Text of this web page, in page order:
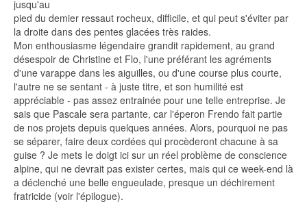
jusqu'au
pied du demier ressaut rocheux, difficile, et qui peut s'éviter par
la droite dans des pentes glacées très raides.
Mon enthousiasme légendaire grandit rapidement, au grand
désespoir de Christine et Flo, l'une préférant les agréments
d'une varappe dans les aiguilles, ou d'une course plus courte,
l'autre ne se sentant - à juste titre, et son humilité est
appréciable - pas assez entrainée pour une telle entreprise. Je
sais que Pascale sera partante, car l'éperon Frendo fait partie
de nos projets depuis quelques années. Alors, pourquoi ne pas
se séparer, faire deux cordées qui procèderont chacune à sa
guise ? Je mets Ie doigt ici sur un réel problème de conscience
alpine, qui ne devrait pas exister certes, mais qui ce week-end là
a déclenché une belle engueulade, presque un déchirement
fratricide (voir l'épilogue).